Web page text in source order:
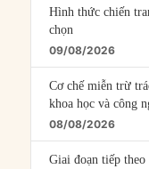
Hình thức chiến
chọn
09/08/2026
Cơ chế miễn trừ
khoa học và công
08/08/2026
Giai đoạn tiếp theo